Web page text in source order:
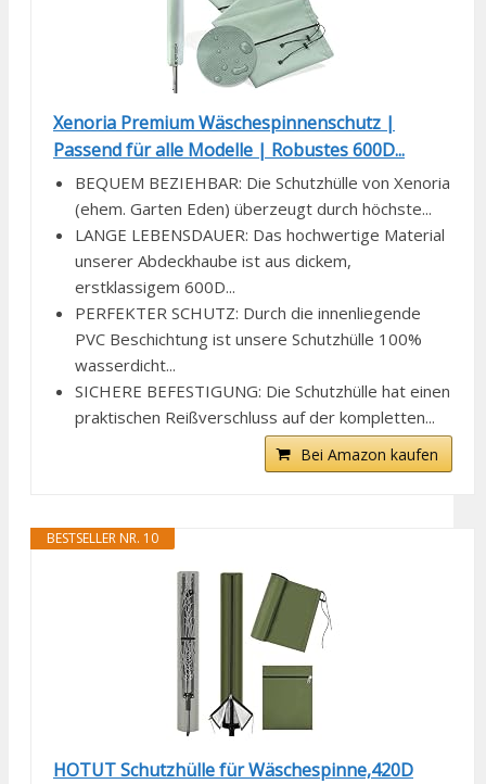
Xenoria Premium Wäschespinnenschutz |
Passend für alle Modelle | Robustes 600D...
BEQUEM BEZIEHBAR: Die Schutzhülle von Xenoria
(ehem. Garten Eden) überzeugt durch höchste...
LANGE LEBENSDAUER: Das hochwertige Material
unserer Abdeckhaube ist aus dickem,
erstklassigem 600D...
PERFEKTER SCHUTZ: Durch die innenliegende
PVC Beschichtung ist unsere Schutzhülle 100%
wasserdicht...
SICHERE BEFESTIGUNG: Die Schutzhülle hat einen
praktischen Reißverschluss auf der kompletten...
Bei Amazon kaufen
BESTSELLER NR. 10
HOTUT Schutzhülle für Wäschespinne,420D